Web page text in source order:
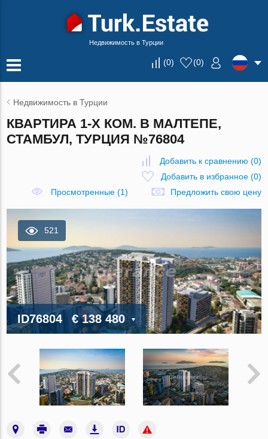
Недвижимость в Турции
(0) (0)
Недвижимость в Турции
КВАРТИРА 1-Х КОМ. В МАЛТЕПЕ,
СТАМБУЛ, ТУРЦИЯ №76804
Добавить к сравнению (0)
Добавить в избранное(0)
Просмотренные (1)
Предложить свою цену
521
ID76804 € 138 480